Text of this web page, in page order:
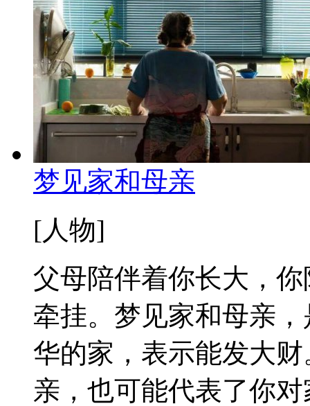
梦见家和母亲
[人物]
父母陪伴着你长大，
牵挂。梦见家和母亲
华的家，表示能发大
亲，也可能代表了你